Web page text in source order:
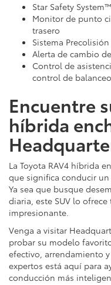
Star Safety
Monitor de punto
trasero
Sistema
Alerta de cambio
Control de
control de
Encuentre
híbrida
La Toyota RAV4 híbrida
que significa conducir
Ya sea que busque
diaria, este SUV lo
impresionante.
Venga a visitar
probar su modelo
efectivo, arrendamiento
expertos está aquí para
conducción más